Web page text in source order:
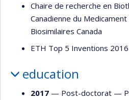
Chaire de recherche en
Canadienne du
Biosimilaires Canada
ETH Top 5 Inventions
education
2017 — Post-doctorat —